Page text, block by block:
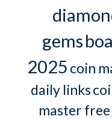
gems
2025 coin
daily links
master